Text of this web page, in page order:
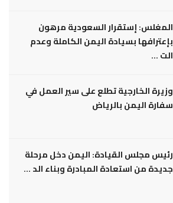
المغلس: إستقرار السعودية مرهون
بإعترافها بسيادة اليمن الكاملة وعدم
الت ...
وزيرة الخارجية تطلع على سير العمل في
سفارة اليمن بالرياض
رئيس مجلس القيادة: اليمن دخل مرحلة
جديدة من استعادة المبادرة وبناء الد ...